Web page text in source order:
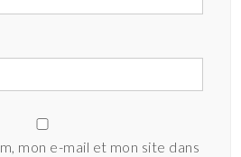
mon e-mail et mon site dans